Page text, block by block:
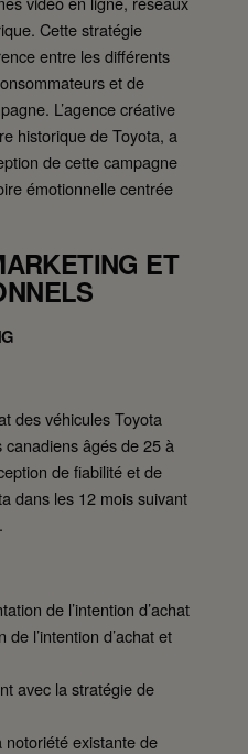
Cette stratégie
entre les différents
et de
L’agence créative
historique de Toyota, a
de cette campagne
émotionnelle centrée
ET
des véhicules Toyota
âgés de 25 à
de fiabilité et de
dans les 12 mois suivant
de l’intention d’achat
de l’intention d’achat et
avec la stratégie de
notoriété existante de